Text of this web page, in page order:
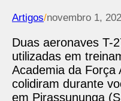
Artigos/novembro 1,
Duas aeronaves T-
utilizadas em
Academia da Força
colidiram durante
em Pirassununga